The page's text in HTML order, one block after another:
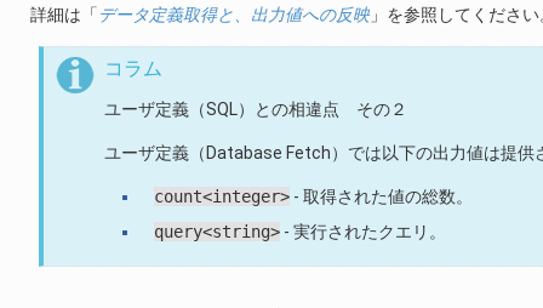
詳細は「 データ定義取得と、出力値への反映」を参照してください
コラム
ユーザ定義（SQL）との相違点 その２
ユーザ定義（Database Fetch）では以下の出力値は提供
count<integer>- 取得された値の総数。
query<string>- 実行されたクエリ。